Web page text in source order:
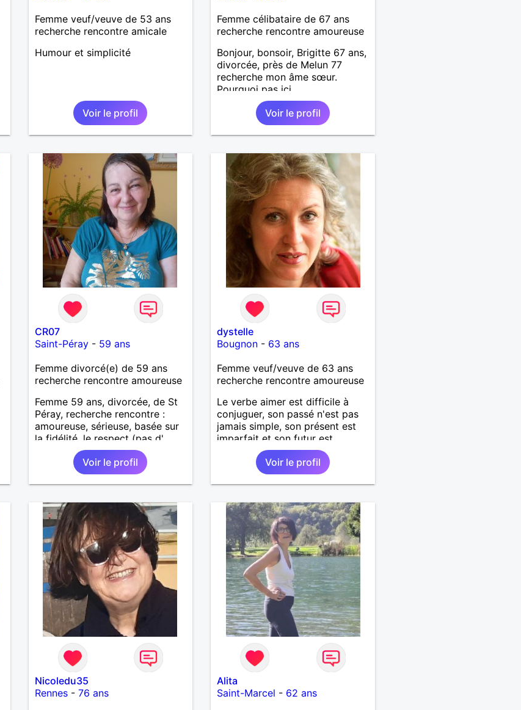
Femme veuf/veuve de 53 ans
recherche rencontre amicale
Humour et simplicité
Voir le profil
Femme célibataire de 67 ans
recherche rencontre amoureuse
Bonjour, bonsoir, Brigitte 67 ans,
divorcée, près de Melun 77
recherche mon âme sœur.
Pourquoi pas ici.
Voir le profil
CR07
Saint-Péray- 59 ans
Femme divorcé(e) de 59 ans
recherche rencontre amoureuse
Femme 59 ans, divorcée, de St
Péray, recherche rencontre :
amoureuse, sérieuse, basée sur
la fidélité, le respect (pas d'
aventure d'un soir). Rien ne vaut
une rencontre après quelques
échanges par messages pour
savoir si il y a un feeling entre
Au plaisir de se découvrir...
Voir le profil
dystelle
Bougnon - 63 ans
Femme veuf/veuve de 63 ans
recherche rencontre amoureuse
Le verbe aimer est difficile à
conjuguer, son passé n'est pas
jamais simple, son présent est
imparfait et son futur est
conditionnel.
Voir le profil
Nicoledu35
Rennes- 76 ans
Alita
Saint-Marcel - 62 ans